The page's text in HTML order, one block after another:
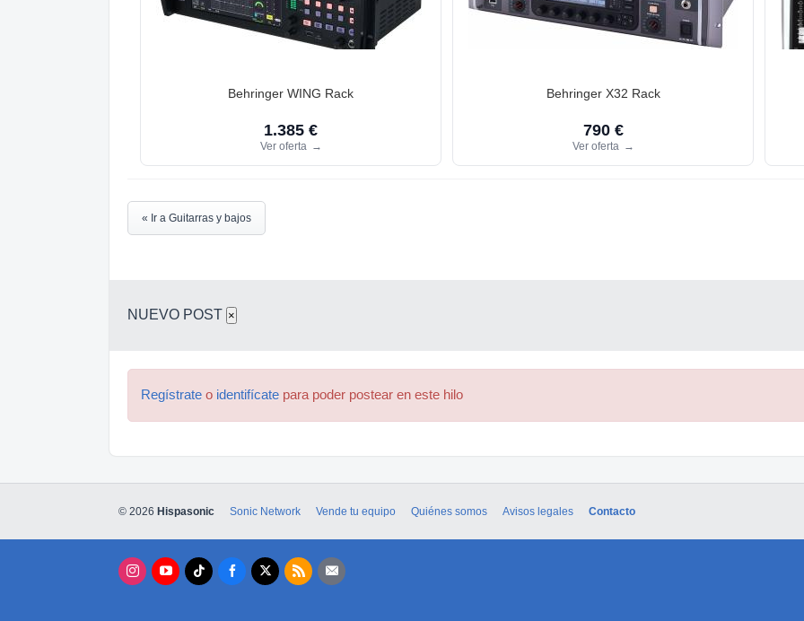
Behringer WING Rack
1.385 €
Ver oferta →
Behringer X32 Rack
790 €
Ver oferta →
« Ir a Guitarras y bajos
NUEVO POST ×
Regístrate o identifícate para poder postear en este hilo
© 2026 Hispasonic Sonic Network Vende tu equipo Quiénes somos Avisos legales Contacto